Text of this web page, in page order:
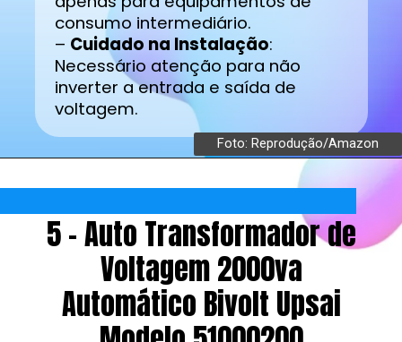
consumo intermediário.
– Cuidado na Instalação:
Necessário atenção para não
inverter a entrada e saída de
voltagem.
Foto: Reprodução/Amazon
5 - Auto Transformador de
Voltagem 2000va
Automático Bivolt Upsai